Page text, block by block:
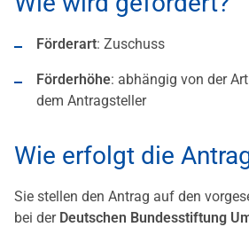
Förderart: Zuschuss
Förderhöhe: abhängig von der
dem Antragsteller
Wie erfolgt die
Sie stellen den Antrag auf den
bei der Deutschen Bundesstiftung